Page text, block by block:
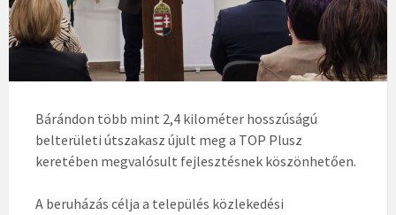
Bárándon több mint 2,4 kilométer hosszúságú
belterületi útszakasz újult meg a TOP Plusz
keretében megvalósult fejlesztésnek köszönhetően.
A beruházás célja a település közlekedési